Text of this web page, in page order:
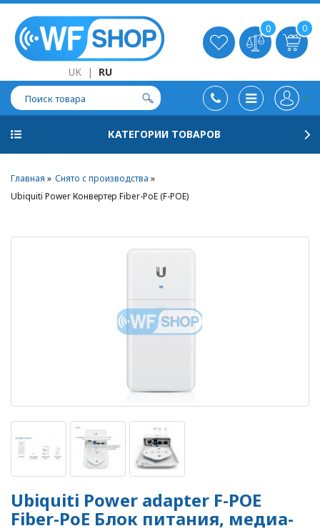
UK | RU
0 0
КАТЕГОРИИ ТОВАРОВ
Главная
Снято с производства
Ubiquiti Power Конвертер Fiber-PoE (F-POE)
Ubiquiti Power adapter F-POE
Fiber-PoE Блок питания, медиа-